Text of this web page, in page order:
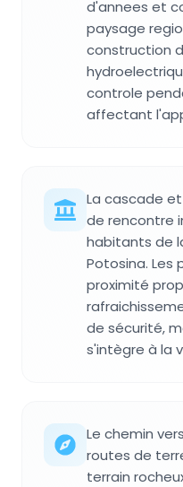
d'annees et
paysage
construction
controle
affectant
La cascade
de rencontre
habitants de
Potosina.
proximité
de sécurité,
s'intègre à la
Le chemin
routes de
terrain